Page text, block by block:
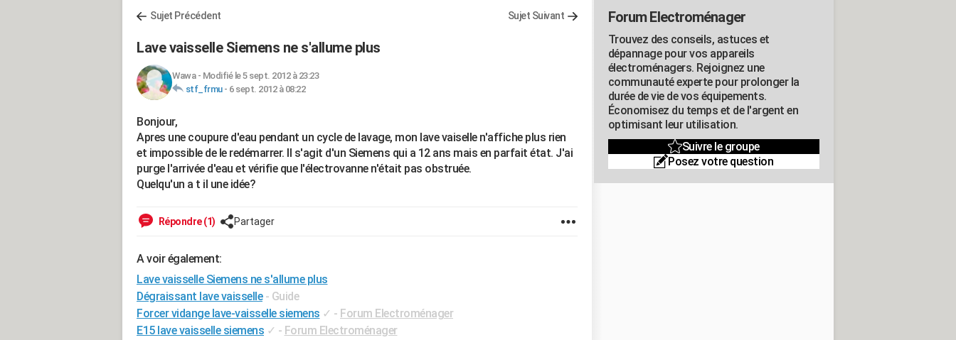
Sujet Précédent Sujet Suivant
Lave vaisselle Siemens ne s'allume plus
Wawa- Modifié le 5 sept. 2012 à 23:23
stf_frmu- 6 sept. 2012 à 08:22
Bonjour,
Apres une coupure d'eau pendant un cycle de lavage, mon lave vaiselle n'affiche plus rien
et impossible de le redémarrer. Il s'agit d'un Siemens qui a 12 ans mais en parfait état. J'ai
purge l'arrivée d'eau et vérifie que l'électrovanne n'était pas obstruée.
Quelqu'un a t il une idée?
Répondre (1) Partager
A voir également:
Lave vaisselle Siemens ne s'allume plus
Dégraissant lave vaisselle - Guide
Forcer vidange lave-vaisselle siemens ✓ - Forum Electroménager
E15 lave vaisselle siemens ✓ - Forum Electroménager
Forum Electroménager
Trouvez des conseils, astuces et
dépannage pour vos appareils
électroménagers. Rejoignez une
communauté experte pour prolonger la
durée de vie de vos équipements.
Économisez du temps et de l'argent en
optimisant leur utilisation.
Suivre le groupe
Posez votre question